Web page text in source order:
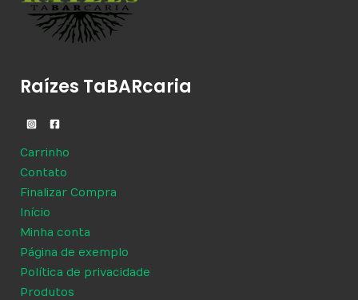
Raízes TaBARcaria
Carrinho
Contato
Finalizar Compra
Início
Minha conta
Página de exemplo
Política de privacidade
Produtos